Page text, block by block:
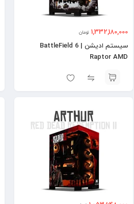
1,332,180,000 تومان
سیستم ادیشن | BattleField 6
Raptor AMD